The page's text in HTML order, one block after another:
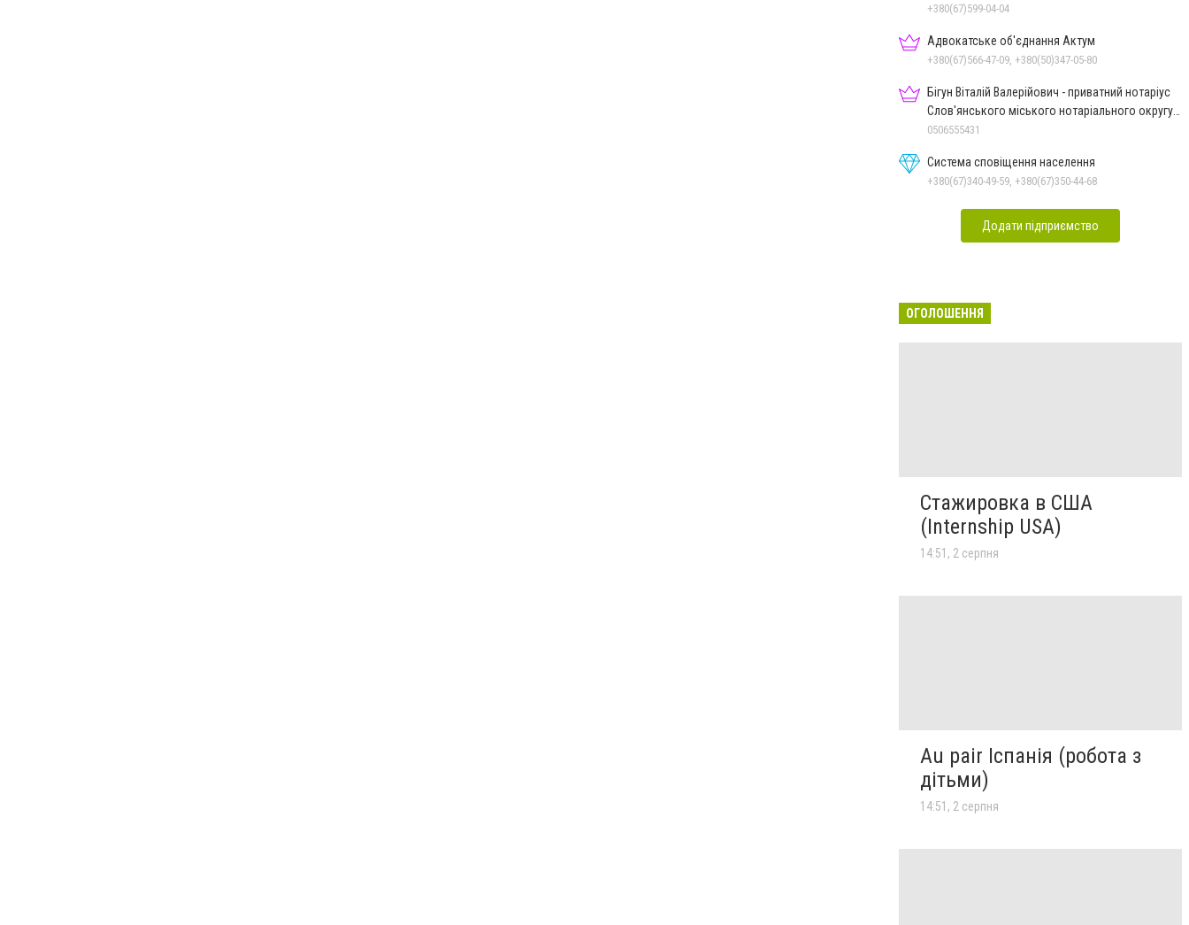
+380(67)599-04-04
Адвокатське об'єднання Актум
+380(67)566-47-09, +380(50)347-05-80
Бігун Віталій Валерійович - приватний нотаріус
Слов'янського міського нотаріального округу
Дон.обл.
0506555431
Система сповіщення населення
+380(67)340-49-59, +380(67)350-44-68
Додати підприємство
ОГОЛОШЕННЯ
Стажировка в США
(Internship USA)
14:51, 2 серпня
Au pair Іспанія (робота з
дітьми)
14:51, 2 серпня